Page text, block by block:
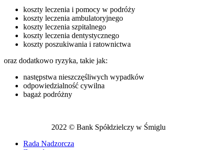
koszty leczenia i pomocy w podróży
koszty leczenia ambulatoryjnego
koszty leczenia szpitalnego
koszty leczenia dentystycznego
koszty poszukiwania i ratownictwa
oraz dodatkowo ryzyka, takie jak:
następstwa nieszczęśliwych wypadków
odpowiedzialność cywilna
bagaż podróżny
2022 © Bank Spółdzielczy w Śmiglu
Rada Nadzorcza